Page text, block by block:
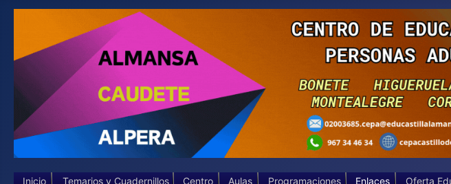
Inicio Temarios y Cuadernillos Centro Aulas Programaciones Enlaces Oferta